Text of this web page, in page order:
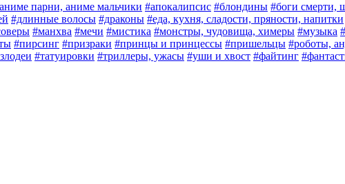
парни, аниме мальчики #апокалипсис #блондины #боги смерти,
#длинные волосы #драконы #еда, кухня, сладости, пряности, напитки
#манхва #мечи #мистика #монстры, чудовища, химеры #музыка
#пирсинг #призраки #принцы и принцессы #пришельцы #роботы,
#татуировки #триллеры, ужасы #уши и хвост #файтинг